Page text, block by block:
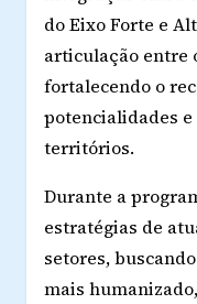
do Eixo Forte e
articulação entre
fortalecendo o
potencialidades
territórios.
Durante a
estratégias de
setores,
mais